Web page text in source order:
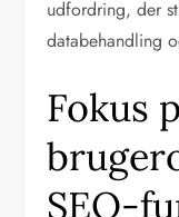
udfordring, der
databehandling
Fokus
SEO-